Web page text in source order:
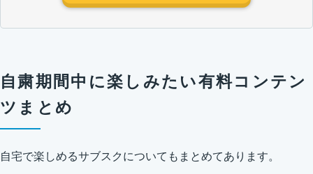
自粛期間中に楽しみたい有料コンテン
ツまとめ
自宅で楽しめるサブスクについてもまとめてあります。